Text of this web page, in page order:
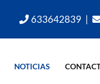
633642839
NOTICIAS